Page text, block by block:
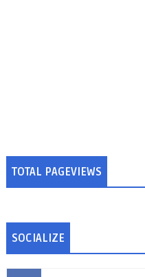
TOTAL PAGEVIEWS
SOCIALIZE